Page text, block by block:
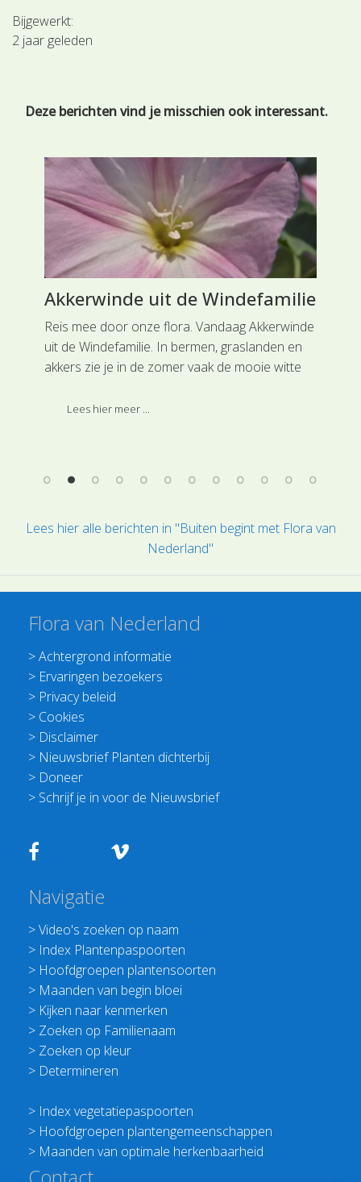
Bijgewerkt:
2 jaar geleden
Deze berichten vind je misschien ook interessant.
Akkerwinde uit de Windefamilie
Reis mee door onze flora. Vandaag Akkerwinde
uit de Windefamilie. In bermen, graslanden en
akkers zie je in de zomer vaak de mooie witte
Akkerwinde.
Lees hier meer ...
Lees hier alle berichten in "Buiten begint met Flora van
Nederland"
Flora van Nederland
>Achtergrond informatie
> Ervaringen bezoekers
> Privacy beleid
> Cookies
> Disclaimer
> Nieuwsbrief Planten dichterbij
> Doneer
> Schrijf je in voor de Nieuwsbrief
Navigatie
>Video's zoeken op naam
> Index Plantenpaspoorten
> Hoofdgroepen plantensoorten
> Maanden van begin bloei
> Kijken naar kenmerken
> Zoeken op Familienaam
> Zoeken op kleur
> Determineren
> Index vegetatiepaspoorten
> Hoofdgroepen plantengemeenschappen
> Maanden van optimale herkenbaarheid